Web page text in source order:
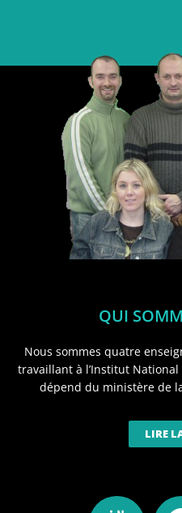
QUI
Nous sommes quatre
travaillant à l’Institut
dépend du ministère de
LIRE